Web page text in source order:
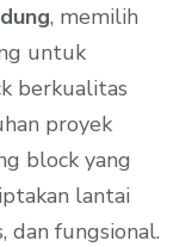
, memilih
untuk
berkualitas
proyek
block yang
lantai
dan fungsional.